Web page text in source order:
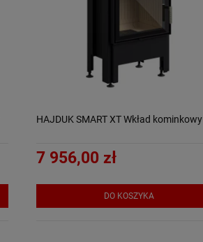
HAJDUK SMART XT Wkład kominkowy
7 956,00 zł
DO KOSZYKA